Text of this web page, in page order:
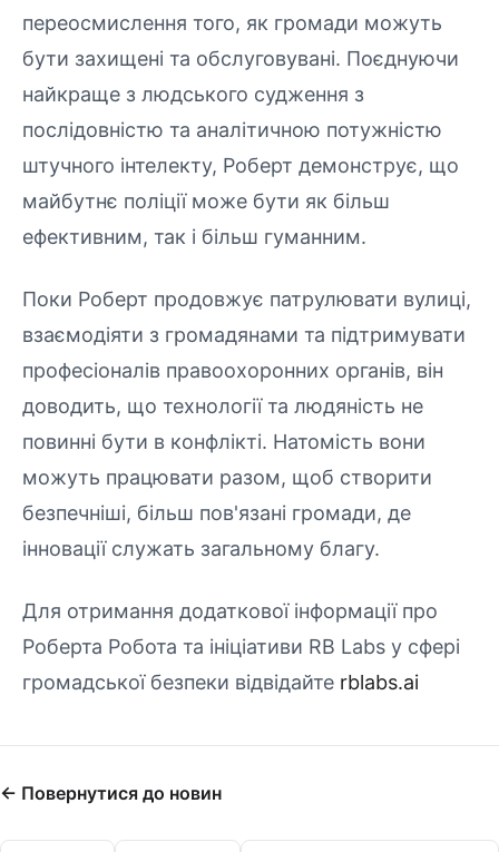
переосмислення того, як громади можуть
бути захищені та обслуговувані. Поєднуючи
найкраще з людського судження з
послідовністю та аналітичною потужністю
штучного інтелекту, Роберт демонструє, що
майбутнє поліції може бути як більш
ефективним, так і більш гуманним.
Поки Роберт продовжує патрулювати вулиці,
взаємодіяти з громадянами та підтримувати
професіоналів правоохоронних органів, він
доводить, що технології та людяність не
повинні бути в конфлікті. Натомість вони
можуть працювати разом, щоб створити
безпечніші, більш пов'язані громади, де
інновації служать загальному благу.
Для отримання додаткової інформації про
Роберта Робота та ініціативи RB Labs у сфері
громадської безпеки відвідайте rblabs.ai
← Повернутися до новин